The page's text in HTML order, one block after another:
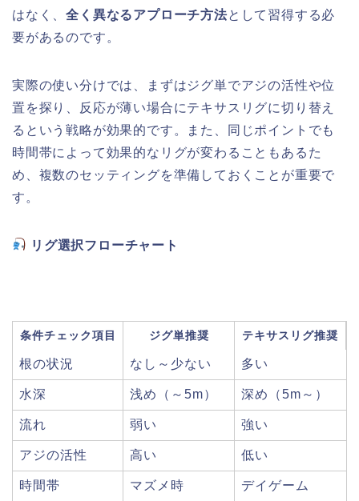
はなく、全く異なるアプローチ方法として習得する必
要があるのです。
実際の使い分けでは、まずはジグ単でアジの活性や位
置を探り、反応が薄い場合にテキサスリグに切り替え
るという戦略が効果的です。また、同じポイントでも
時間帯によって効果的なリグが変わることもあるた
め、複数のセッティングを準備しておくことが重要で
す。
リグ選択フローチャート
条件チェック項目 ジグ単推奨 テキサスリグ推奨
根の状況 なし～少ない 多い
水深 浅め（～5m） 深め（5m～）
流れ 弱い 強い
アジの活性 高い 低い
時間帯 マズメ時 デイゲーム